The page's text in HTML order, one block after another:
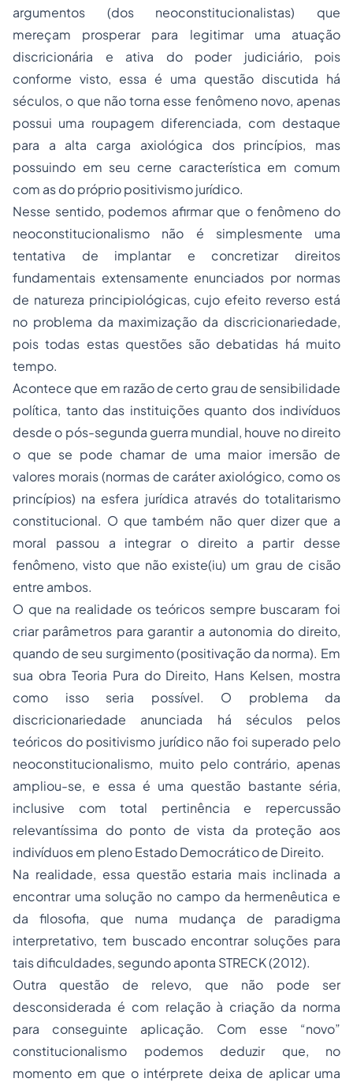
argumentos (dos neoconstitucionalistas) que
mereçam prosperar para legitimar uma atuação
discricionária e ativa do poder judiciário, pois
conforme visto, essa é uma questão discutida há
séculos, o que não torna esse fenômeno novo, apenas
possui uma roupagem diferenciada, com destaque
para a alta carga axiológica dos princípios, mas
possuindo em seu cerne característica em comum
com as do próprio positivismo jurídico.
Nesse sentido, podemos afirmar que o fenômeno do
neoconstitucionalismo não é simplesmente uma
tentativa de implantar e concretizar direitos
fundamentais extensamente enunciados por normas
de natureza principiológicas, cujo efeito reverso está
no problema da maximização da discricionariedade,
pois todas estas questões são debatidas há muito
tempo.
Acontece que em razão de certo grau de sensibilidade
política, tanto das instituições quanto dos indivíduos
desde o pós-segunda guerra mundial, houve no direito
o que se pode chamar de uma maior imersão de
valores morais (normas de caráter axiológico, como os
princípios) na esfera jurídica através do totalitarismo
constitucional. O que também não quer dizer que a
moral passou a integrar o direito a partir desse
fenômeno, visto que não existe(iu) um grau de cisão
entre ambos.
O que na realidade os teóricos sempre buscaram foi
criar parâmetros para garantir a autonomia do direito,
quando de seu surgimento (positivação da norma). Em
sua obra Teoria Pura do Direito, Hans Kelsen, mostra
como isso seria possível. O problema da
discricionariedade anunciada há séculos pelos
teóricos do positivismo jurídico não foi superado pelo
neoconstitucionalismo, muito pelo contrário, apenas
ampliou-se, e essa é uma questão bastante séria,
inclusive com total pertinência e repercussão
relevantíssima do ponto de vista da proteção aos
indivíduos em pleno Estado Democrático de Direito.
Na realidade, essa questão estaria mais inclinada a
encontrar uma solução no campo da hermenêutica e
da filosofia, que numa mudança de paradigma
interpretativo, tem buscado encontrar soluções para
tais dificuldades, segundo aponta STRECK (2012).
Outra questão de relevo, que não pode ser
desconsiderada é com relação à criação da norma
para conseguinte aplicação. Com esse “novo”
constitucionalismo podemos deduzir que, no
momento em que o intérprete deixa de aplicar uma